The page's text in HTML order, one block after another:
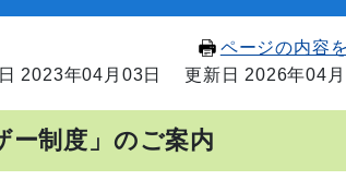
ページの内容
2023年04月03日
更新日 2026年04
ー制度」のご案内